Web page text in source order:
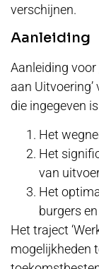
verschijnen.
Aanleiding
Aanleiding voor
aan
die ingegeven
Het
Het
van
Het
burgers
Het traject
mogelijkheden